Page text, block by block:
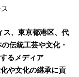
、東京都港区、代
伝統工芸や文化・
るメディア
や文化の継承に貢